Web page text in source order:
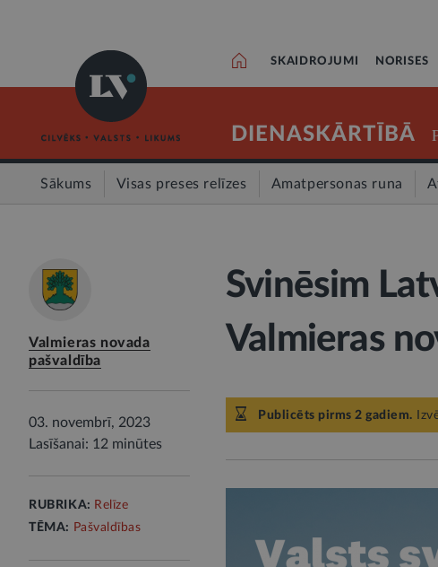
SKAIDROJUMI NORISES
DIENASKĀRTĪBĀ
Sākums Visas preses relīzes Amatpersonas runa
Valmieras novada
pašvaldība
03. novembrī, 2023
Lasīšanai: 12 minūtes
RUBRIKA: Relīze
TĒMA: Pašvaldības
Svinēsim
Valmieras
Publicēts pirms 2 gadiem.